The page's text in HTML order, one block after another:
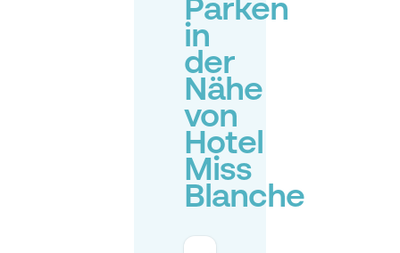
Parken
in
der
Nähe
von
Hotel
Miss
Blanche